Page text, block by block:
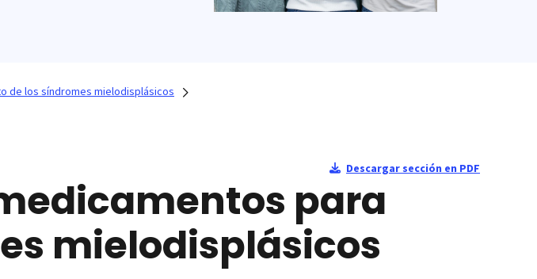
de los síndromes mielodisplásicos
Descargar sección en PDF
para
mielodisplásicos